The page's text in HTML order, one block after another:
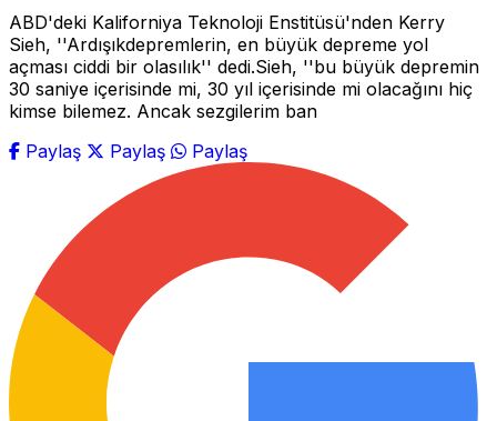
ABD'deki Kaliforniya Teknoloji Enstitüsü'nden Kerry
Sieh, ''Ardışıkdepremlerin, en büyük depreme yol
açması ciddi bir olasılık'' dedi.Sieh, ''bu büyük depremin
30 saniye içerisinde mi, 30 yıl içerisinde mi olacağını hiç
kimse bilemez. Ancak sezgilerim ban
Paylaş
Paylaş Paylaş